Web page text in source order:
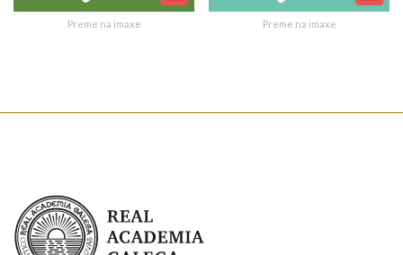
Preme na imaxe Preme na imaxe
Real Academia Galega